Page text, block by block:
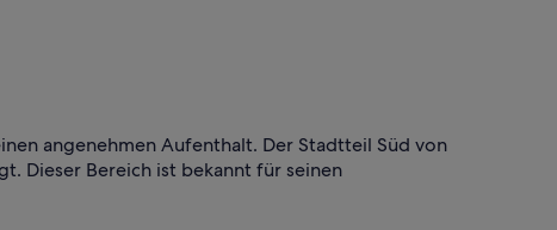
angenehmen Aufenthalt. Der Stadtteil Süd von
Dieser Bereich ist bekannt für seinen